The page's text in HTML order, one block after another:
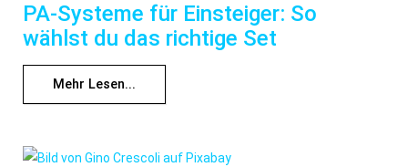
PA-Systeme für Einsteiger: So
wählst du das richtige Set
Mehr Lesen...